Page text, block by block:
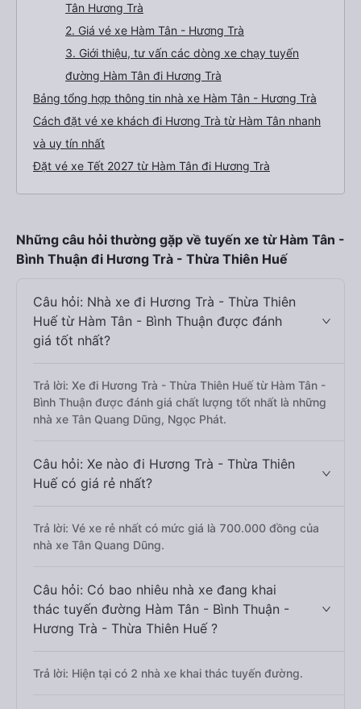
Tân Hương Trà
2. Giá vé xe Hàm Tân - Hương Trà
3. Giới thiệu, tư vấn các dòng xe chạy tuyến
đường Hàm Tân đi Hương Trà
Bảng tổng hợp thông tin nhà xe Hàm Tân - Hương Trà
Cách đặt vé xe khách đi Hương Trà từ Hàm Tân nhanh
và uy tín nhất
Đặt vé xe Tết 2027 từ Hàm Tân đi Hương Trà
Những câu hỏi thường gặp về tuyến xe từ Hàm Tân -
Bình Thuận đi Hương Trà - Thừa Thiên Huế
Câu hỏi: Nhà xe đi Hương Trà - Thừa Thiên
Huế từ Hàm Tân - Bình Thuận được đánh
giá tốt nhất?
Trả lời: Xe đi Hương Trà - Thừa Thiên Huế từ Hàm Tân -
Bình Thuận được đánh giá chất lượng tốt nhất là những
nhà xe Tân Quang Dũng, Ngọc Phát.
Câu hỏi: Xe nào đi Hương Trà - Thừa Thiên
Huế có giá rẻ nhất?
Trả lời: Vé xe rẻ nhất có mức giá là 700.000 đồng của
nhà xe Tân Quang Dũng.
Câu hỏi: Có bao nhiêu nhà xe đang khai
thác tuyến đường Hàm Tân - Bình Thuận -
Hương Trà - Thừa Thiên Huế ?
Trả lời: Hiện tại có 2 nhà xe khai thác tuyến đường.